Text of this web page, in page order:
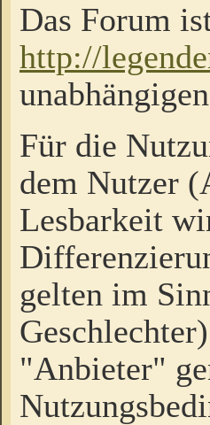
Das Forum
http://
Für die
dem Nutzer
Lesbarkeit
gelten im
"Anbieter"